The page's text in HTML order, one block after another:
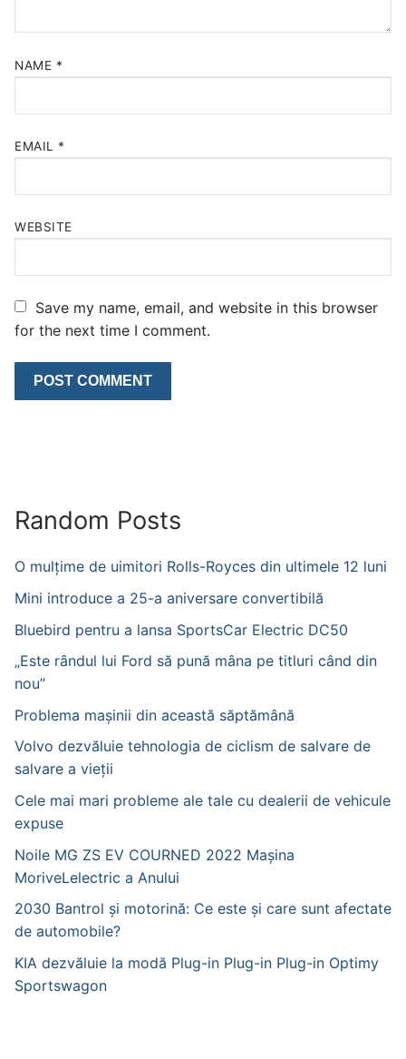
NAME *
EMAIL *
WEBSITE
Save my name, email, and website in this browser
for the next time I comment.
Random Posts
O mulțime de uimitori Rolls-Royces din ultimele 12 luni
Mini introduce a 25-a aniversare convertibilă
Bluebird pentru a lansa SportsCar Electric DC50
„Este rândul lui Ford să pună mâna pe titluri când din
nou”
Problema mașinii din această săptămână
Volvo dezvăluie tehnologia de ciclism de salvare de
salvare a vieții
Cele mai mari probleme ale tale cu dealerii de vehicule
expuse
Noile MG ZS EV COURNED 2022 Mașina
MoriveLelectric a Anului
2030 Bantrol și motorină: Ce este și care sunt afectate
de automobile?
KIA dezvăluie la modă Plug-in Plug-in Plug-in Optimy
Sportswagon